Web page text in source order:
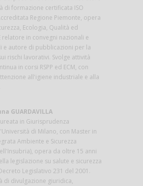
di formazione certificata ISO
Regione Piemonte, opera
Ecologia, Qualità ed
relatore in convegni nazionali e
e autore di pubblicazioni per la
rischi lavorativi. Svolge attività
in corsi RSPP ed ECM, con
all'igiene industriale e alla
GUARDAVILLA
in Giurisprudenza
di Milano, con Master in
Ambiente e Sicurezza
opera da oltre 15 anni
legislazione su salute e sicurezza
Legislativo 231 del 2001.
di divulgazione giuridica,